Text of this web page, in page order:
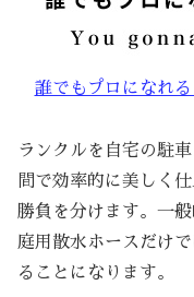
誰でもプロになれ
ランクルを自宅の駐
間で効率的に美しく
勝負を分けます。一
庭用散水ホースだけ
ることになります。